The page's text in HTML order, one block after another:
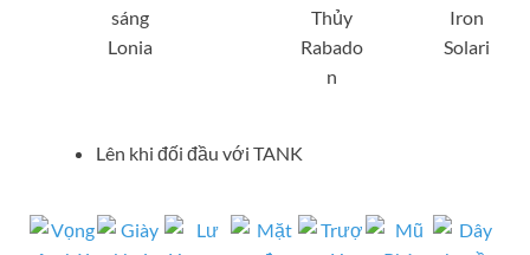
sáng
Lonia
Thủy
Rabado
n
Iron
Solari
Lên khi đối đầu với TANK